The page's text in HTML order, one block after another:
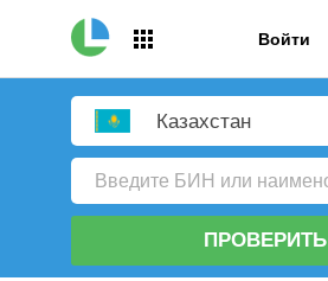
Войти
Казахстан
ПРОВЕРИТЬ